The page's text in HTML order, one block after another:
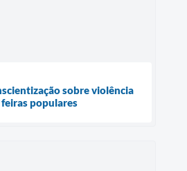
sobre violência
populares